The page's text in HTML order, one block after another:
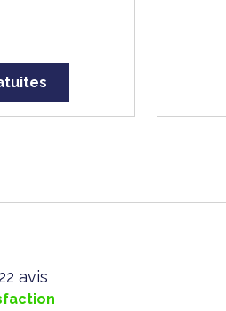
avis